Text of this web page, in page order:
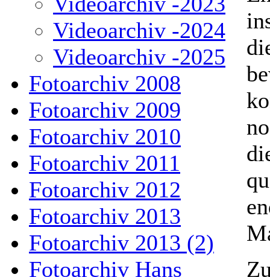
Videoarchiv -2024
Videoarchiv -2025
Fotoarchiv 2008
Fotoarchiv 2009
Fotoarchiv 2010
Fotoarchiv 2011
Fotoarchiv 2012
Fotoarchiv 2013
Fotoarchiv 2013 (2)
Fotoarchiv Hans